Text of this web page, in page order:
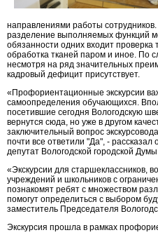
направлениями работы
разделение выполняемых функций
обязанности одних входит проверка
обработка тканей паром и иное. По
несмотря на ряд значительных
кадровый дефицит присутствует.
«Профориентационные экскурсии
самоопределения обучающихся.
посетившие сегодня Вологодскую
вернутся сюда, но уже в другом
заключительный вопрос
почти все ответили "Да", -
депутат Вологодской городской Думы
«Экскурсии для старшеклассников,
учреждений и школьников с
познакомят ребят с множеством
помогут определиться с выбором
заместитель Председателя
Экскурсия прошла в рамках